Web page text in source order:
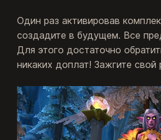
Один раз активировав
создадите в будущем. Все
Для этого достаточно
никаких доплат! Зажгите